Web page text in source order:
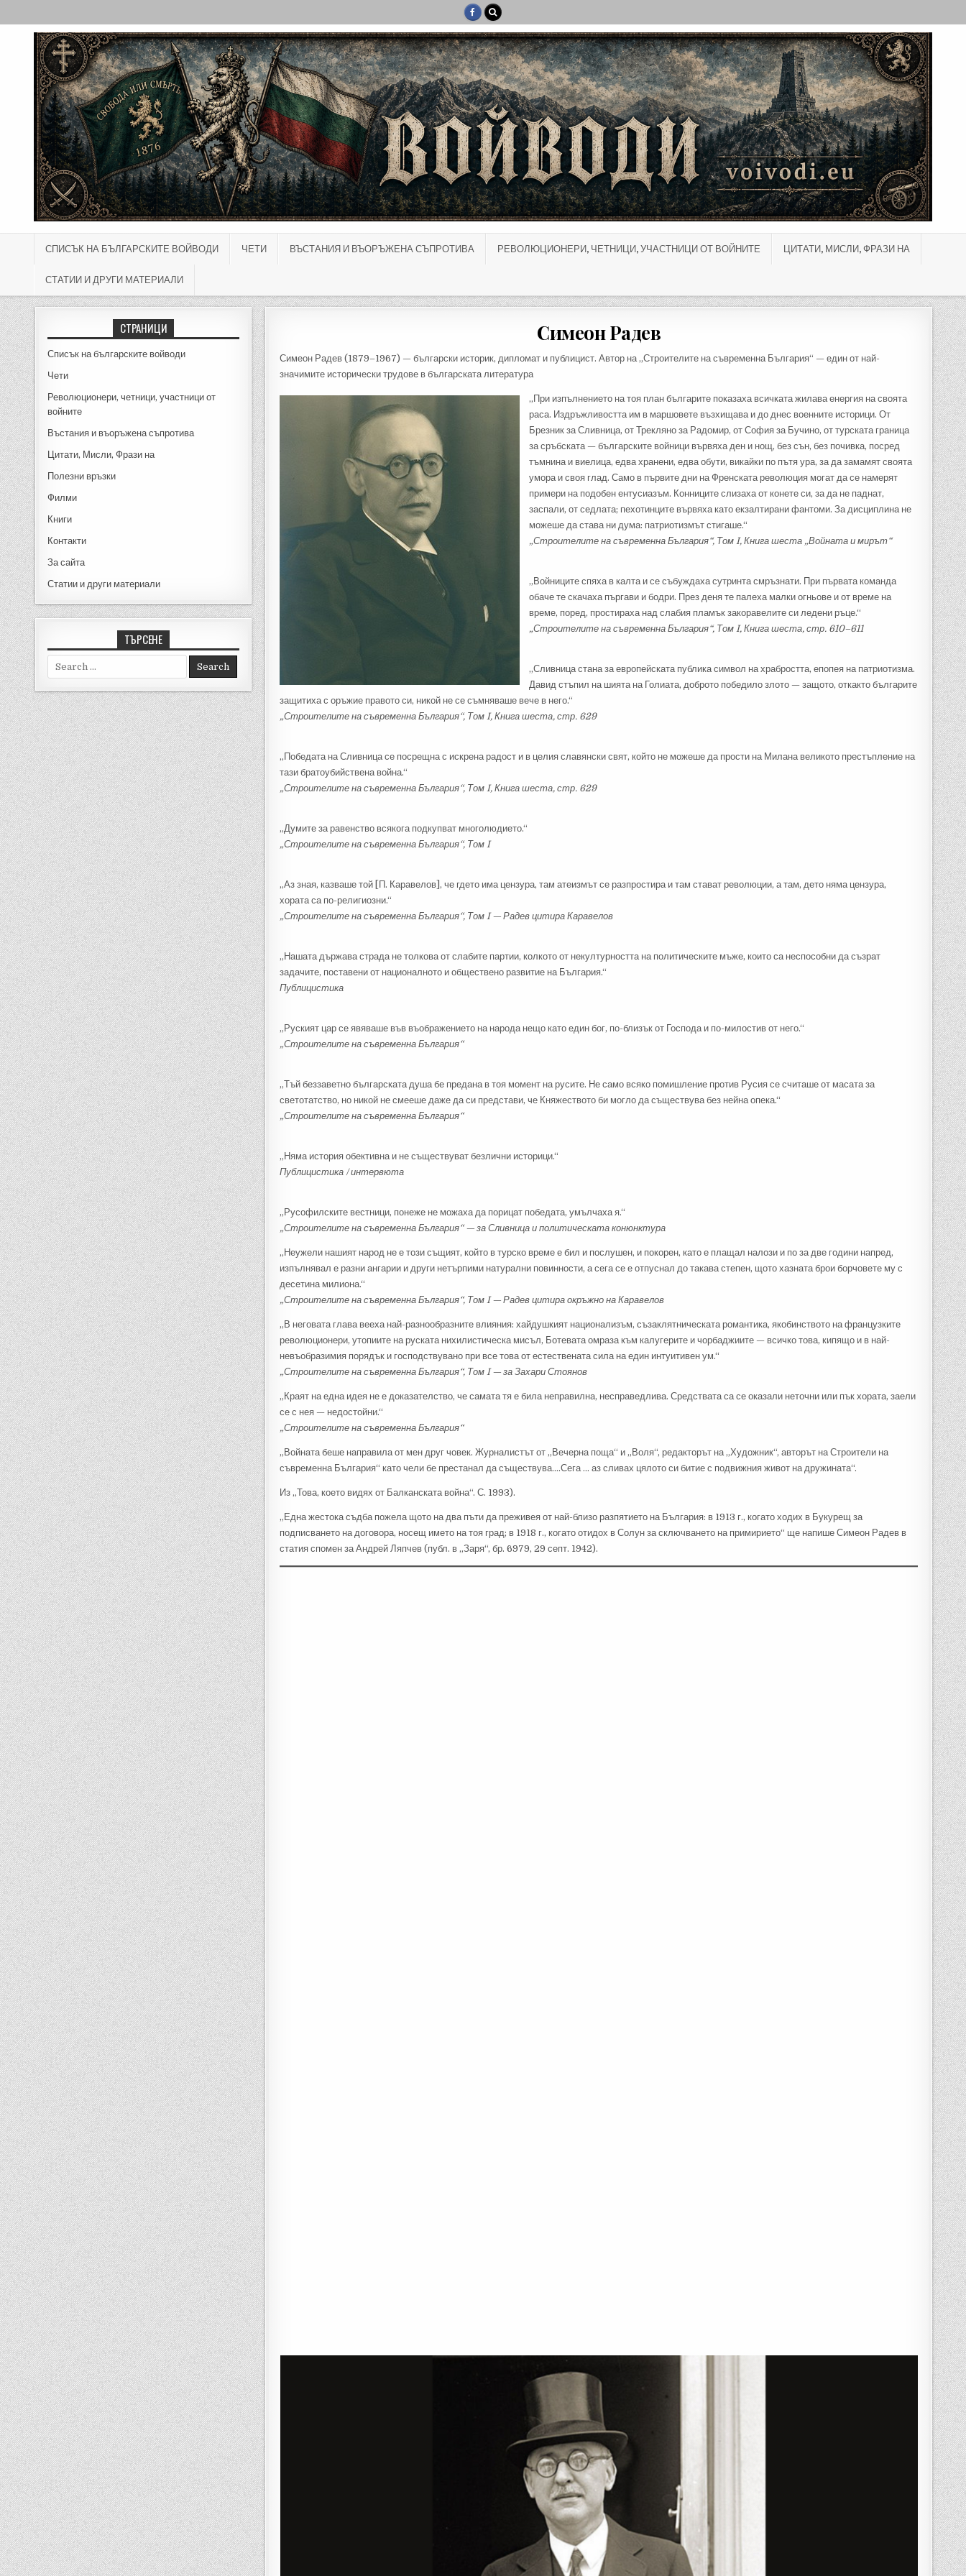
СПИСЪК НА БЪЛГАРСКИТЕ ВОЙВОДИ ЧЕТИ ВЪСТАНИЯ И ВЪОРЪЖЕНА СЪПРОТИВА РЕВОЛЮЦИОНЕРИ, ЧЕТНИЦИ, УЧАСТНИЦИ ОТ ВОЙНИТЕ ЦИТАТИ, МИСЛИ, ФРАЗИ НА
СТАТИИ И ДРУГИ МАТЕРИАЛИ
Симеон Радев
Симеон Радев (1879–1967) — български историк, дипломат и публицист. Автор на „Строителите на съвременна България“ — един от най-
значимите исторически трудове в българската литература
„При изпълнението на тоя план българите показаха всичката жилава енергия на своята
раса. Издръжливостта им в маршовете възхищава и до днес военните историци. От
Брезник за Сливница, от Трекляно за Радомир, от София за Бучино, от турската граница
за сръбската — българските войници вървяха ден и нощ, без сън, без почивка, посред
тъмнина и виелица, едва хранени, едва обути, викайки по пътя ура, за да замамят своята
умора и своя глад. Само в първите дни на Френската революция могат да се намерят
примери на подобен ентусиазъм. Конниците слизаха от конете си, за да не паднат,
заспали, от седлата; пехотинците вървяха като екзалтирани фантоми. За дисциплина не
можеше да става ни дума: патриотизмът стигаше.“
„Строителите на съвременна България“, Том I, Книга шеста „Войната и мирът“
„Войниците спяха в калта и се събуждаха сутринта смръзнати. При първата команда
обаче те скачаха пъргави и бодри. През деня те палеха малки огньове и от време на
време, поред, простираха над слабия пламък закоравелите си ледени ръце.“
„Строителите на съвременна България“, Том I, Книга шеста, стр. 610–611
„Сливница стана за европейската публика символ на храбростта, епопея на патриотизма.
Давид стъпил на шията на Голиата, доброто победило злото — защото, откакто българите
защитиха с оръжие правото си, никой не се съмняваше вече в него.“
„Строителите на съвременна България“, Том I, Книга шеста, стр. 629
„Победата на Сливница се посрещна с искрена радост и в целия славянски свят, който не можеше да прости на Милана великото престъпление на
тази братоубийствена война.“
„Строителите на съвременна България“, Том I, Книга шеста, стр. 629
„Думите за равенство всякога подкупват многолюдието.“
„Строителите на съвременна България“, Том I
„Аз зная, казваше той [П. Каравелов], че гдето има цензура, там атеизмът се разпростира и там стават революции, а там, дето няма цензура,
хората са по-религиозни.“
„Строителите на съвременна България“, Том I — Радев цитира Каравелов
„Нашата държава страда не толкова от слабите партии, колкото от некултурността на политическите мъже, които са неспособни да съзрат
задачите, поставени от националното и обществено развитие на България.“
Публицистика
„Руският цар се явяваше във въображението на народа нещо като един бог, по-близък от Господа и по-милостив от него.“
„Строителите на съвременна България“
„Тъй беззаветно българската душа бе предана в тоя момент на русите. Не само всяко помишление против Русия се считаше от масата за
светотатство, но никой не смееше даже да си представи, че Княжеството би могло да съществува без нейна опека.“
„Строителите на съвременна България“
„Няма история обективна и не съществуват безлични историци.“
Публицистика / интервюта
„Русофилските вестници, понеже не можаха да порицат победата, умълчаха я.“
„Строителите на съвременна България“ — за Сливница и политическата конюнктура
„Неужели нашият народ не е този същият, който в турско време е бил и послушен, и покорен, като е плащал налози и по за две години напред,
изпълнявал е разни ангарии и други нетърпими натурални повинности, а сега се е отпуснал до такава степен, щото хазната брои борчовете му с
десетина милиона.“
„Строителите на съвременна България“, Том I — Радев цитира окръжно на Каравелов
„В неговата глава вееха най-разнообразните влияния: хайдушкият национализъм, съзаклятническата романтика, якобинството на французките
революционери, утопиите на руската нихилистическа мисъл, Ботевата омраза към калугерите и чорбаджиите — всичко това, кипящо и в най-
невъобразимия порядък и господствувано при все това от естествената сила на един интуитивен ум.“
„Строителите на съвременна България“, Том I — за Захари Стоянов
„Краят на една идея не е доказателство, че самата тя е била неправилна, несправедлива. Средствата са се оказали неточни или пък хората, заели
се с нея — недостойни.“
„Строителите на съвременна България“
„Войната беше направила от мен друг човек. Журналистът от „Вечерна поща“ и „Воля“, редакторът на „Художник“, авторът на Строители на
съвременна България“ като чели бе престанал да съществува….Сега … аз сливах цялото си битие с подвижния живот на дружината“.
Из „Това, което видях от Балканската война“. С. 1993).
„Една жестока съдба пожела щото на два пъти да преживея от най-близо разпятието на България: в 1913 г., когато ходих в Букурещ за
подписването на договора, носещ името на тоя град; в 1918 г., когато отидох в Солун за сключването на примирието“ ще напише Симеон Радев в
статия спомен за Андрей Ляпчев (публ. в „Заря“, бр. 6979, 29 септ. 1942).
СТРАНИЦИ
Списък на българските войводи
Чети
Революционери, четници, участници от
войните
Въстания и въоръжена съпротива
Цитати, Мисли, Фрази на
Полезни връзки
Филми
Книги
Контакти
За сайта
Статии и други материали
ТЪРСЕНЕ
Search for: